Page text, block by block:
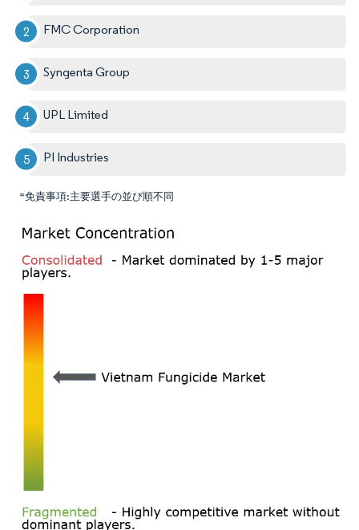
FMC Corporation
Syngenta Group
UPL Limited
PI Industries
*免責事項:主要選手の並び順不同